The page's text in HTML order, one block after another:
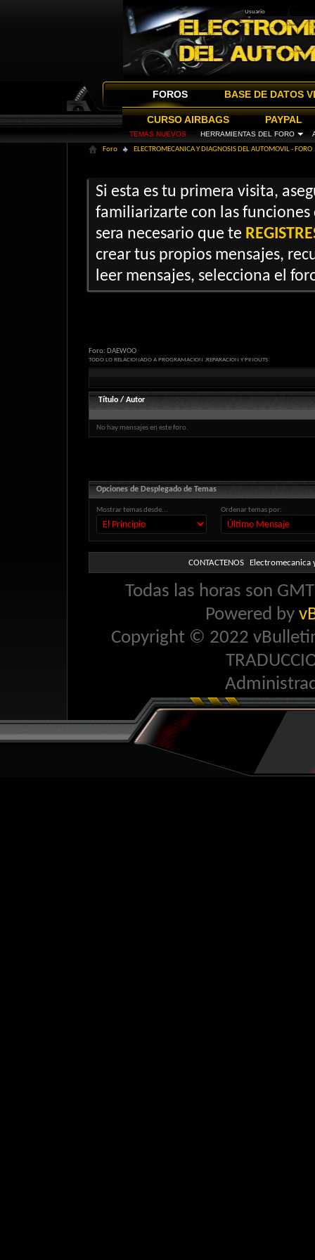
FOROS
TEMAS NUEVOS HERRAMIENTAS DEL FORO
BASE DE DATOS
CURSO AIRBAGS PAYPAL
Foro ELECTROMECANICA Y DIAGNOSIS DEL AUTOMOVIL - FORO
Si esta es tu primera visita,
familiarizarte con las funciones
sera necesario que te
crear tus propios mensajes,
leer mensajes, selecciona el
Foro: DAEWOO
TODO LO RELACIONADO A PROGRAMACION ,REPARACION Y PINOUTS
Título / Autor
No hay mensajes en este foro.
Opciones de Desplegado de Temas
Mostrar temas desde... Ordenar temas por:
CONTACTENOS Electromecanica
Todas las horas son
Powered by
Copyright © 2022